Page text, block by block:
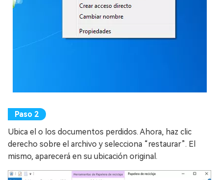
Ubica el o los documentos perdidos. Ahora, haz clic
derecho sobre el archivo y selecciona “restaurar”. El
mismo, aparecerá en su ubicación original.